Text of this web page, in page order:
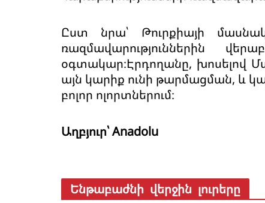
Ըստ նրա՝ Թուրքիայի
ռազմավարություններին
օգտակար։Էրդողանը, խոսելով
այն կարիք ունի թարմացման, և
բոլոր ոլորտներում։
Աղբյուր՝ Anadolu
Ենթաբաժնի վերջին լուրերը